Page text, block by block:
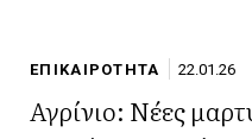
ΕΠΙΚΑΙΡΟΤΗΤΑ 22.01.26
Αγρίνιο: Νέες